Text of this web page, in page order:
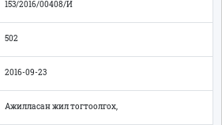
153/2016/00408/И
502
2016-09-23
Ажилласан жил тогтоолгох,